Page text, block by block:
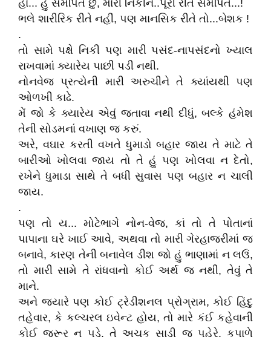
હા... હું સમર્પિત છું, મારી નિકીને..પૂરી રીતે સમર્પિત...!
ભલે શારીરિક રીતે નહીં, પણ માનસિક રીતે તો...બેશક !
.
તો સામે પક્ષે નિકી પણ મારી પસંદ-નાપસંદનો ખ્યાલ
રાખવામાં ક્યારેય પાછી પડી નથી.
નોનવેજ પ્રત્યેની મારી અરુચીને તે ક્યાંયથી પણ
ઓળખી કાઢે.
મેં જો કે ક્યારેય એવું જતાવા નથી દીધું, બલ્કે હંમેશ
તેની સોડમનાં વખાણ જ કરું.
અરે, વઘાર કરતી વખતે ધુમાડો બહાર જાય તે માટે તે
બારીઓ ખોલવા જાય તો તે હું પણ ખોલવા ન દેતો,
રખેને ધુમાડા સાથે તે બધી સુવાસ પણ બહાર ન ચાલી
જાય.
.
પણ તો ય... મોટેભાગે નોન-વેજ, કાં તો તે પોતાનાં
પાપાના ઘરે ખાઈ આવે, અથવા તો મારી ગેરહાજરીમાં જ
બનાવે, કારણ તેની બનાવેલ ડીશ જો હું ભાણામાં ન લઉં,
તો મારી સામે તે રાંધવાનો કોઈ અર્થ જ નથી, તેવું તે
માને.
અને જયારે પણ કોઈ ટ્રેડીશનલ પ્રોગ્રામ, કોઈ હિંદુ
તહેવાર, કે કલ્ચરલ ઇવેન્ટ હોય, તો મારે કંઈ કહેવાની
કોઈ જરૂર ન પડે. તે અચુક સાડી જ પહેરે. કપાળે